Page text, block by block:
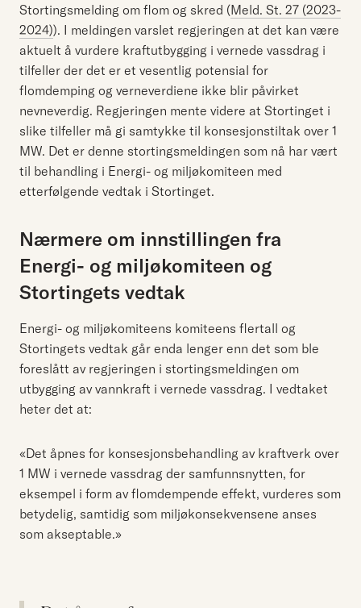
Stortingsmelding om flom og skred (Meld. St. 27 (2023-
2024)). I meldingen varslet regjeringen at det kan være
aktuelt å vurdere kraftutbygging i vernede vassdrag i
tilfeller der det er et vesentlig potensial for
flomdemping og verneverdiene ikke blir påvirket
nevneverdig. Regjeringen mente videre at Stortinget i
slike tilfeller må gi samtykke til konsesjonstiltak over 1
MW. Det er denne stortingsmeldingen som nå har vært
til behandling i Energi- og miljøkomiteen med
etterfølgende vedtak i Stortinget.
Nærmere om innstillingen fra
Energi- og miljøkomiteen og
Stortingets vedtak
Energi- og miljøkomiteens komiteens flertall og
Stortingets vedtak går enda lenger enn det som ble
foreslått av regjeringen i stortingsmeldingen om
utbygging av vannkraft i vernede vassdrag. I vedtaket
heter det at:
«Det åpnes for konsesjonsbehandling av kraftverk over
1 MW i vernede vassdrag der samfunnsnytten, for
eksempel i form av flomdempende effekt, vurderes som
betydelig, samtidig som miljøkonsekvensene anses
som akseptable.»